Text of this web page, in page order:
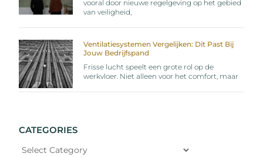
vooral door nieuwe regelgeving op het gebied
van veiligheid,
Ventilatiesystemen Vergelijken: Dit Past Bij
Jouw Bedrijfspand
Frisse lucht speelt een grote rol op de
werkvloer. Niet alleen voor het comfort, maar
CATEGORIES